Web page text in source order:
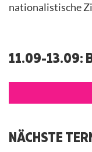
nationalistische
11.09-13.09:
NÄCHSTE